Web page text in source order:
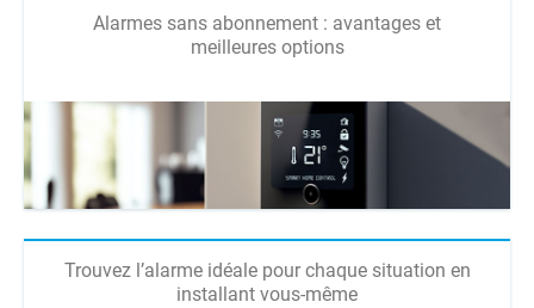
Alarmes sans abonnement : avantages et
meilleures options
Trouvez l’alarme idéale pour chaque situation en
installant vous-même